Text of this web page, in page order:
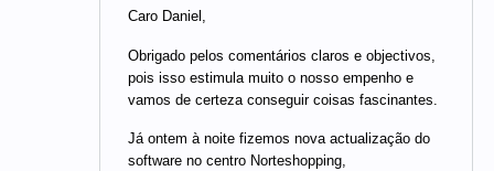
Caro Daniel,
Obrigado pelos comentários claros e objectivos,
pois isso estimula muito o nosso empenho e
vamos de certeza conseguir coisas fascinantes.
Já ontem à noite fizemos nova actualização do
software no centro Norteshopping,